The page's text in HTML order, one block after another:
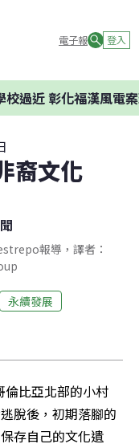
電子報 登入
近 彰化福漢風電案
裔文化
報導，譯者：
永續發展
倫比亞北部的小村
脫後，初期落腳的
存自己的文化遺